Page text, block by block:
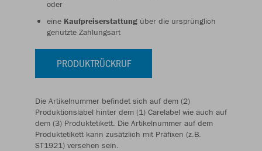
oder
eine Kaufpreiserstattung über die ursprünglich
genutzte Zahlungsart
PRODUKTRÜCKRUF
Die Artikelnummer befindet sich auf dem (2)
Produktionslabel hinter dem (1) Carelabel wie auch auf
dem (3) Produktetikett. Die Artikelnummer auf dem
Produktetikett kann zusätzlich mit Präfixen (z.B.
ST1921) versehen sein.